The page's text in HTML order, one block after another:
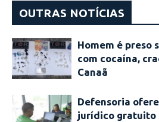
OUTRAS NOTÍCIAS
Homem é preso
com cocaína,
Canaã
Defensoria
jurídico gratuito